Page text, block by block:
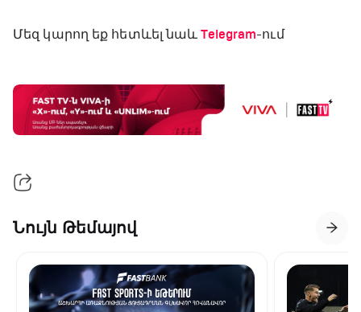
Մեզ կարող եք հետևել նաև Telegram-ում
Նույն Թեմայով